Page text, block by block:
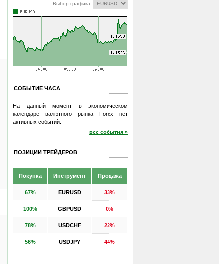
Выбор графика
СОБЫТИЕ ЧАСА
На данный момент в экономическом
календаре валютного рынка Forex нет
активных событий.
все события »
ПОЗИЦИИ ТРЕЙДЕРОВ
Покупка Инструмент Продажа
67% EURUSD 33%
100% GBPUSD 0%
78% USDCHF 22%
56% USDJPY 44%